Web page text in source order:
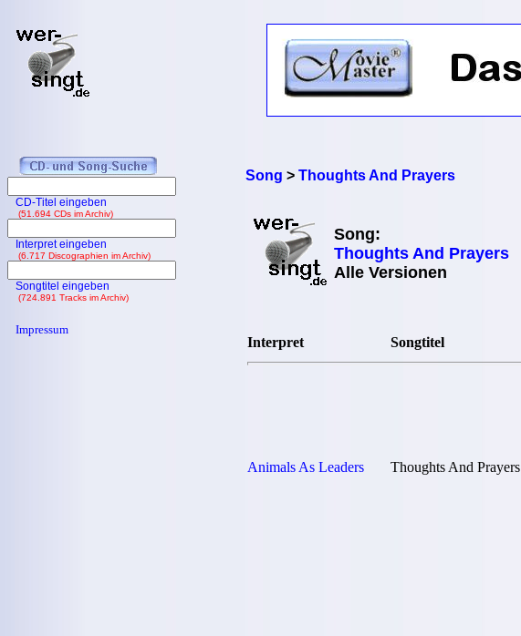
Song > Thoughts And Prayers
Song:
Thoughts And Prayers
Alle Versionen
Interpret Songtitel
Animals As Leaders Thoughts And Prayers
CD-Titel eingeben
(51.694 CDs im Archiv)
Interpret eingeben
(6.717 Discographien im Archiv)
Songtitel eingeben
(724.891 Tracks im Archiv)
Impressum